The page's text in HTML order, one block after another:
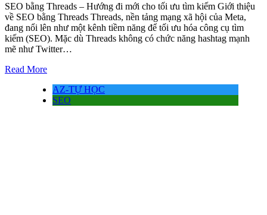
SEO bằng Threads – Hướng đi mới cho tối ưu tìm kiếm Giới thiệu
về SEO bằng Threads Threads, nền tảng mạng xã hội của Meta,
đang nổi lên như một kênh tiềm năng để tối ưu hóa công cụ tìm
kiếm (SEO). Mặc dù Threads không có chức năng hashtag mạnh
mẽ như Twitter…
Read More
AZ-TỰ HỌC
SEO